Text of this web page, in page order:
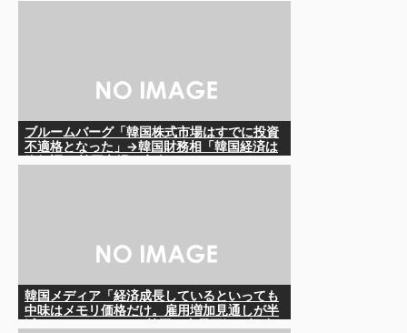
ブルームバーグ「韓国株式市場はすでに投資
不適格となった」→韓国財務相「韓国経済は
韓国メディア「経済成長しているといっても
中味はメモリ価格だけ。雇用増加見通しが半